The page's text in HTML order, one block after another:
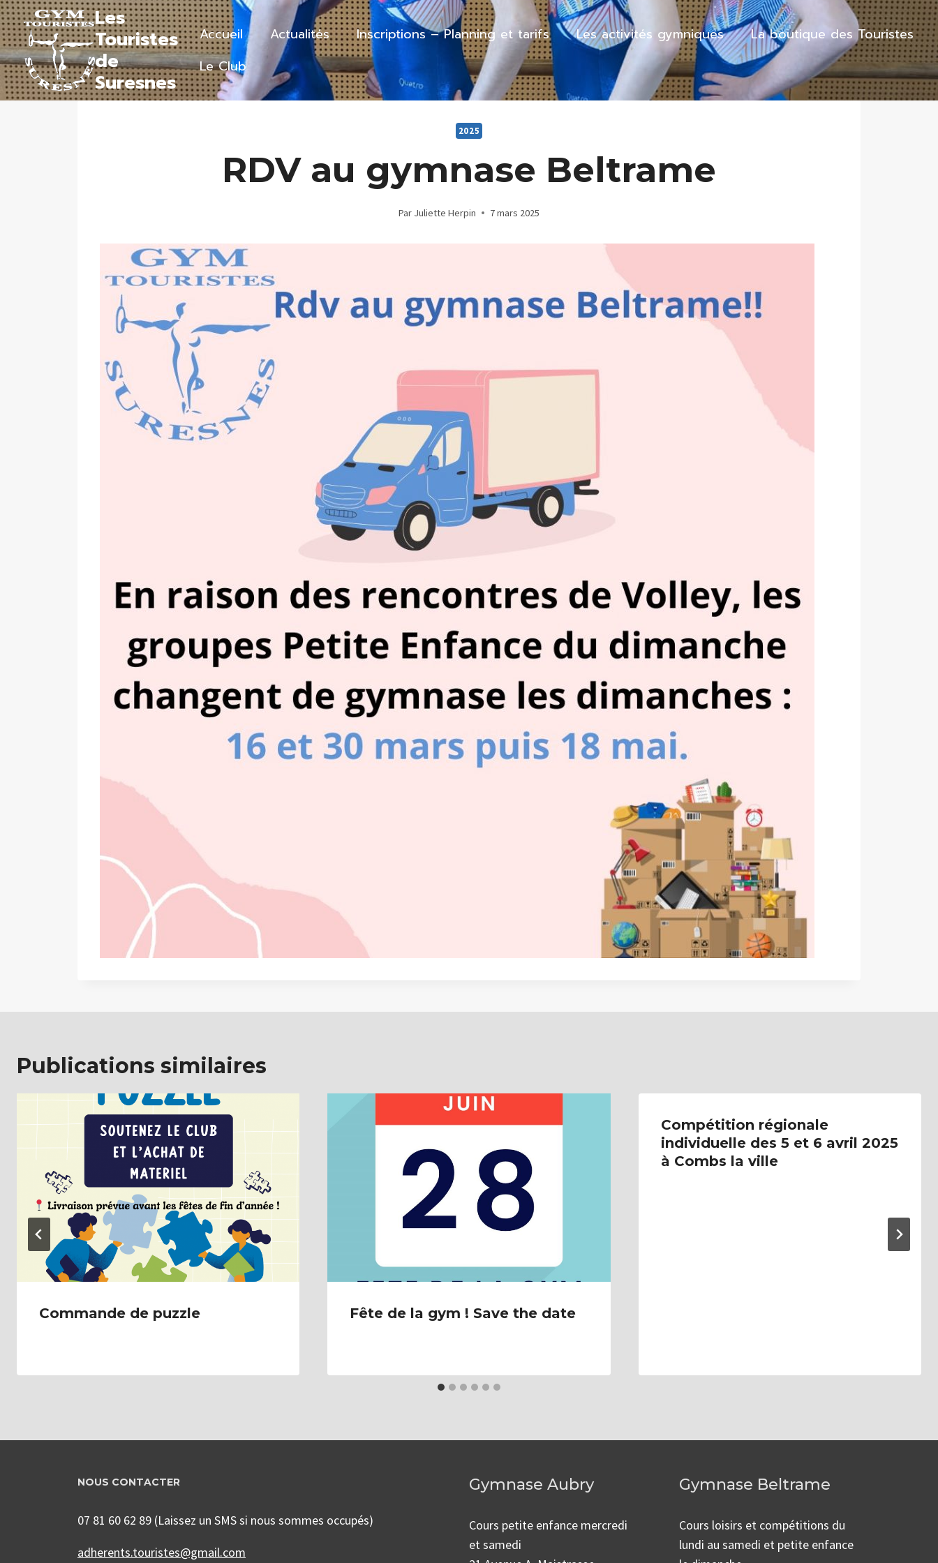
Aller
au
contenu
Les
Touristes
de
Suresnes
Accueil Actualités Inscriptions – Planning et tarifs Les activités gymniques
La boutique des Touristes
Le Club
2025
RDV au gymnase Beltrame
Par Juliette Herpin 7 mars 2025
Publications similaires
Commande de puzzle Fête de la gym ! Save the date
Compétition régionale
individuelle des 5 et 6 avril 2025
à Combs la ville
NOUS CONTACTER
07 81 60 62 89 (Laissez un SMS si nous sommes occupés)
adherents.touristes@gmail.com
Gymnase Aubry
Cours petite enfance mercredi
et samedi
Gymnase Beltrame
Cours loisirs et compétitions du
lundi au samedi et petite enfance